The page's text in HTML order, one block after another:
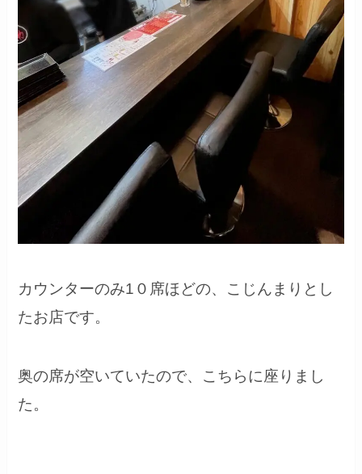
カウンターのみ1０席ほどの、こじんまりとし
たお店です。
奥の席が空いていたので、こちらに座りまし
た。